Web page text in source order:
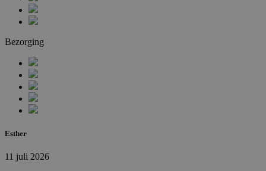
Bezorging
Esther
11 juli 2026